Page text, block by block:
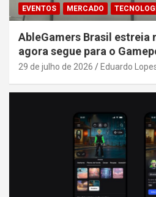
EVENTOS MERCADO
AbleGamers Brasil estreia
agora segue para o
29 de julho de 2026 Eduardo